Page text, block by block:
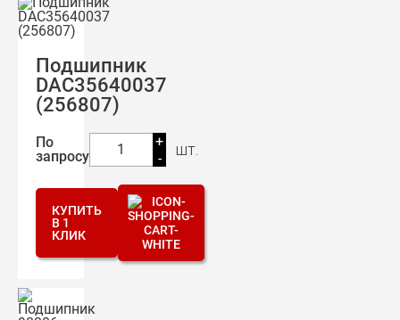
Подшипник
DAC35640037
(256807)
По
запросу
1
+
-
шт.
КУПИТЬ
В 1
КЛИК